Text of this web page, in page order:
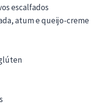
escalfados
atum e queijo-creme